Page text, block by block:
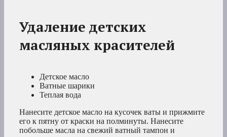
Удаление детских
масляных красителей
Детское масло
Ватные шарики
Теплая вода
Нанесите детское масло на кусочек ваты и прижмите
его к пятну от краски на полминуты. Нанесите
побольше масла на свежий ватный тампон и